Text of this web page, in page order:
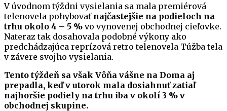
V úvodnom týždni vysielania sa mala premiérová
telenovela pohybovať najčastejšie na podieloch na
trhu okolo 4 – 5 % vo vynovenej obchodnej cieľovke.
Nateraz tak dosahovala podobné výkony ako
predchádzajúca reprízová retro telenovela Túžba tela
v závere svojho vysielania.
Tento týždeň sa však Vôňa vášne na Doma aj
prepadla, keď v utorok mala dosiahnuť zatiaľ
najhoršie podiely na trhu iba v okolí 3 % v
obchodnej skupine.